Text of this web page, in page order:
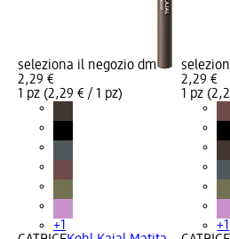
seleziona il negozio dm
2,29 €
1 pz (2,29 € / 1 pz)
+1
2,29 €
1 pz
+1